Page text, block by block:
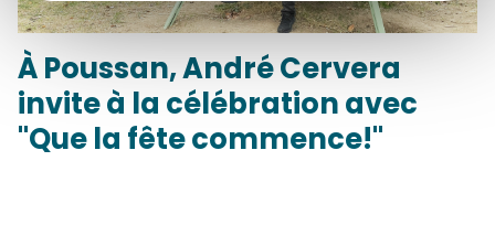
À Poussan, André Cervera
invite à la célébration avec
"Que la fête commence!"